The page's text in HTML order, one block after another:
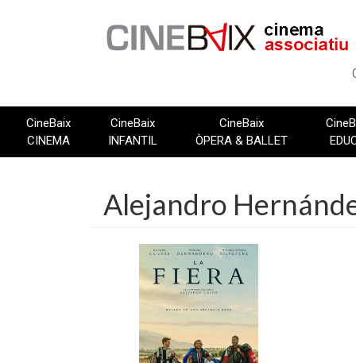
CineBaix
CINEMA
CineBaix
INFANTIL
CineBaix
ÒPERA & BALLET
Alejandro